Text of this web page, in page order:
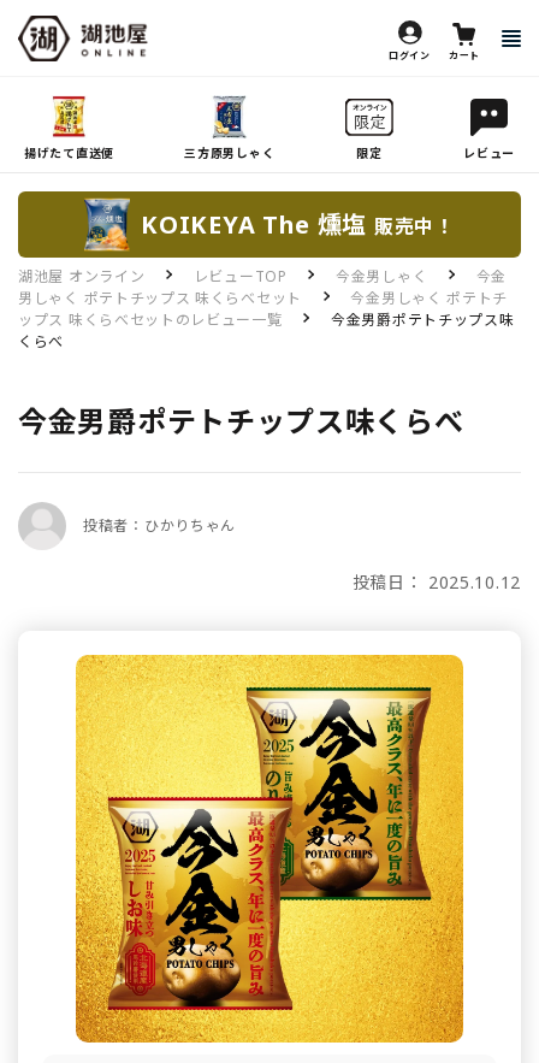
ログイン カート
揚げたて直送便 三方原男しゃく 限定 レビュー
KOIKEYA The 燻塩 販売中！
湖池屋 オンライン レビューTOP 今金男しゃく
今金
男しゃく ポテトチップス 味くらべセット
今金男しゃく ポテトチ
ップス 味くらべセットのレビュー一覧
今金男爵ポテトチップス味
くらべ
今金男爵ポテトチップス味くらべ
投稿者：ひかりちゃん
投稿日： 2025.10.12